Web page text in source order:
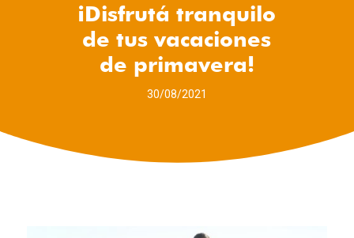
¡Disfrutá tranquilo
de tus vacaciones
de primavera!
30/08/2021